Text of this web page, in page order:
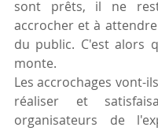
sont prêts, il ne
accrocher et à
du public. C'est alors
monte.
Les accrochages vont-
réaliser et
organisateurs de